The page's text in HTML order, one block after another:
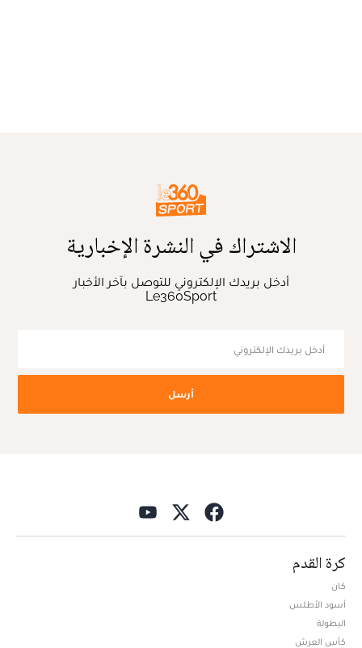
الاشتراك في النشرة الإخبارية
أدخل بريدك الإلكتروني للتوصل بآخر الأخبار
Le360Sport
أرسل
كرة القدم
كان
أسود الأطلس
البطولة
كأس العرش